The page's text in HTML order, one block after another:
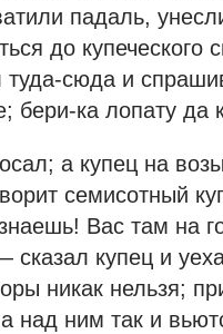
падаль,
до купеческого
сюда и
бери-ка лопату да
а купец на
семисотный
Вас там на
сказал купец и
никак нельзя;
над ним так и